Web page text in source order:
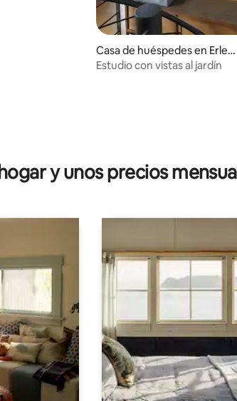
Casa de huéspedes en Erlen
see
Estudio con vistas al jardín
y unos precios